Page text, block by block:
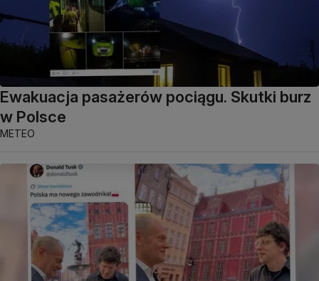
Ewakuacja pasażerów pociągu. Skutki burz
w Polsce
METEO